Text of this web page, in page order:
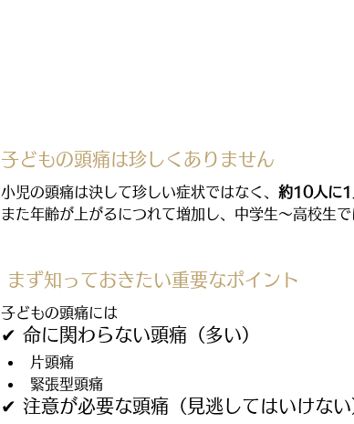
子どもの頭痛は珍しくありません
小児の頭痛は決して珍しい症状ではなく、 約10人に1
また年齢が上がるにつれて増加し、中学生〜高校生
まず知っておきたい重要なポイント
子どもの頭痛には
✔ 命に関わらない頭痛（多い）
片頭痛
緊張型頭痛
✔ 注意が必要な頭痛（見逃してはいけない